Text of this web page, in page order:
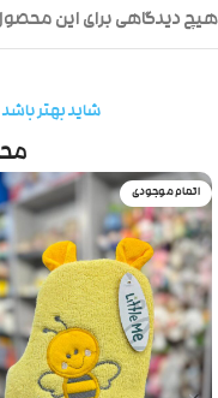
هیچ دیدگاهی برای این
شاید بهتر باشد
اتمام موجودی